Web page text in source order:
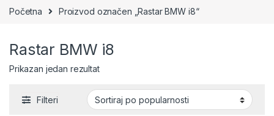
Početna Proizvod označen „Rastar BMW i8“
Rastar BMW i8
Prikazan jedan rezultat
Filteri